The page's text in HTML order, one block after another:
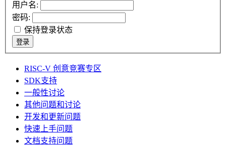
用户名:
密码:
保持登录状态
登录
RISC-V 创意竞赛专区
SDK支持
一般性讨论
其他问题和讨论
开发和更新问题
快速上手问题
文档支持问题